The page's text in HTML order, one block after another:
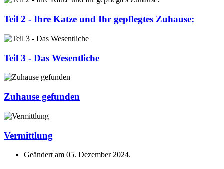
Teil 2 - Ihre Katze und Ihr gepflegtes Zuhause:
Teil 3 - Das Wesentliche
Zuhause gefunden
Vermittlung
Geändert am 05. Dezember 2024.